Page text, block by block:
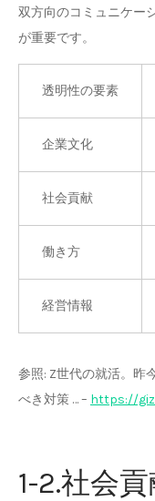
双方向のコミュニケー
が重要です。
透明性の要素
企業文化
社会貢献
働き方
経営情報
参照: Z世代の就活。昨
べき対策 … – https://
1-2.社会